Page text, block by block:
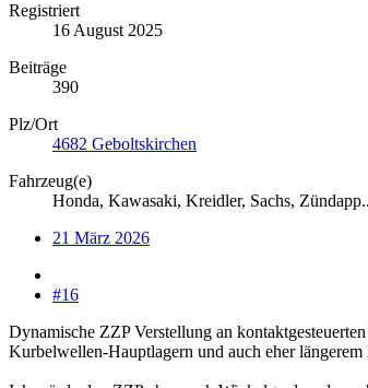
Registriert
16 August 2025
Beiträge
390
Plz/Ort
4682 Geboltskirchen
Fahrzeug(e)
Honda, Kawasaki, Kreidler, Sachs,
21 März 2026
#16
Dynamische ZZP Verstellung an
Kurbelwellen-Hauptlagern und auch eher